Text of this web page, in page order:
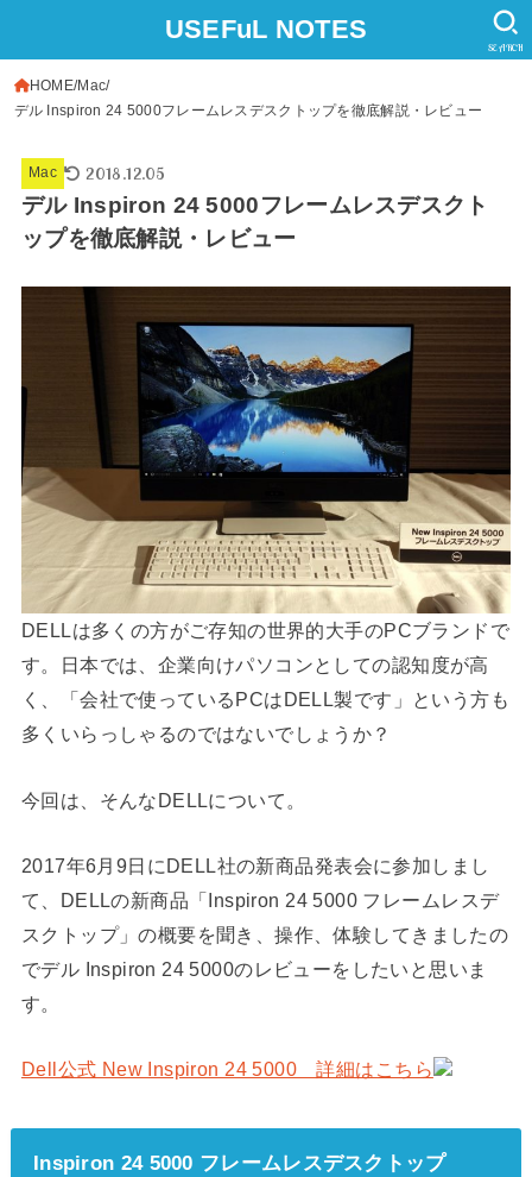
USEFuL NOTES
SEARCH
HOME Mac
デル Inspiron 24 5000フレームレスデスクトップを徹底解説・レビュー
Mac 2018.12.05
デル Inspiron 24 5000フレームレスデスクト
ップを徹底解説・レビュー
DELLは多くの方がご存知の世界的大手のPCブランドで
す。日本では、企業向けパソコンとしての認知度が高
く、「会社で使っているPCはDELL製です」という方も
多くいらっしゃるのではないでしょうか？
今回は、そんなDELLについて。
2017年6月9日にDELL社の新商品発表会に参加しまし
て、DELLの新商品「Inspiron 24 5000 フレームレスデ
スクトップ」の概要を聞き、操作、体験してきましたの
でデル Inspiron 24 5000のレビューをしたいと思いま
す。
Dell公式 New Inspiron 24 5000 詳細はこちら
Inspiron 24 5000 フレームレスデスクトップ